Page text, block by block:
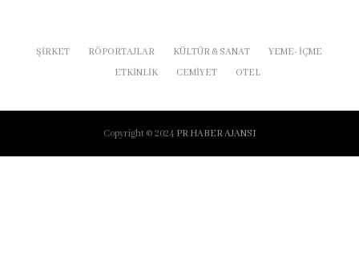
ŞIRKET RÖPORTAJLAR KÜLTÜR & SANAT
YEME- İÇME
ETKINLIK
CEMIYET OTEL
Copyright © 2024 PR HABER AJANSI